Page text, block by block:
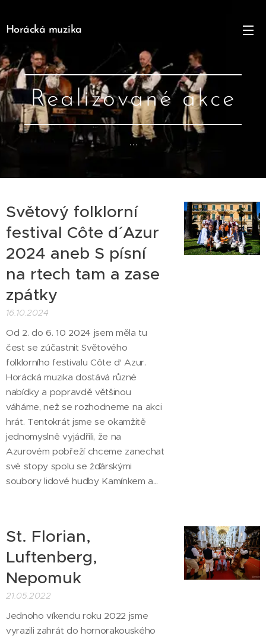
Horácká muzika
Realizované akce
...
Světový folklorní
festival Côte d´ Azur
2024 aneb S písní
na rtech tam a zase
zpátky
16.10.2024
Od 2. do 6. 10 2024 jsem měla tu
čest se zúčastnit Světového
folklorního festivalu Côte d' Azur.
Horácká muzika dostává různé
nabídky a popravdě většinou
váháme, než se rozhodneme na akci
hrát. Tentokrát jsme se okamžitě
jednomyslně vyjádřili, že na
Azurovém pobřeží chceme zanechat
své stopy spolu se žďárskými
soubory lidové hudby Kamínkem a...
St. Florian,
Luftenberg,
Nepomuk
21.05.2022
Jednoho víkendu roku 2022 jsme
vyrazili zahrát do hornorakouského